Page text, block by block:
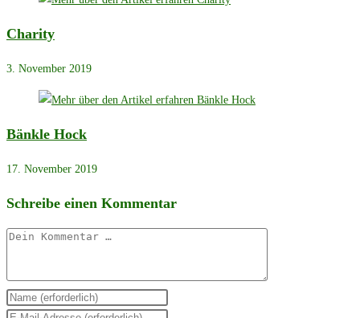
Charity
3. November 2019
Bänkle Hock
17. November 2019
Schreibe einen Kommentar
Kommentar
Gib